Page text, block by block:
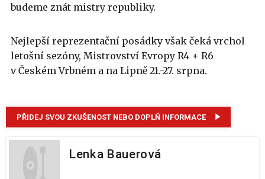
budeme znát mistry republiky.
Nejlepší reprezentační posádky však čeká vrchol
letošní sezóny, Mistrovství Evropy R4 + R6
v Českém Vrbném a na Lipně 21.-27. srpna.
PŘIDEJ SVOU ZKUŠENOST NEBO DOPLŇ INFORMACE
Lenka Bauerová